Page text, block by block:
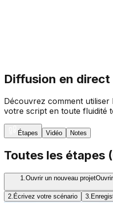
Diffusion en direct
Découvrez comment
votre script en toute fluidité
Étapes Vidéo Notes
Toutes les étapes (
1. Ouvrir un nouveau projetOuvrir un nouveau projet Depuis le tableau
2. Écrivez votre scénario 3.